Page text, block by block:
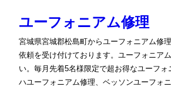
ユーフォニアム修理
宮城県宮城郡松島町からユーフォニアム修
依頼を受け付けております。ユーフォニア
い。毎月先着5名様限定で超お得なユーフォ
ハユーフォニアム修理、ベッソンユーフォ